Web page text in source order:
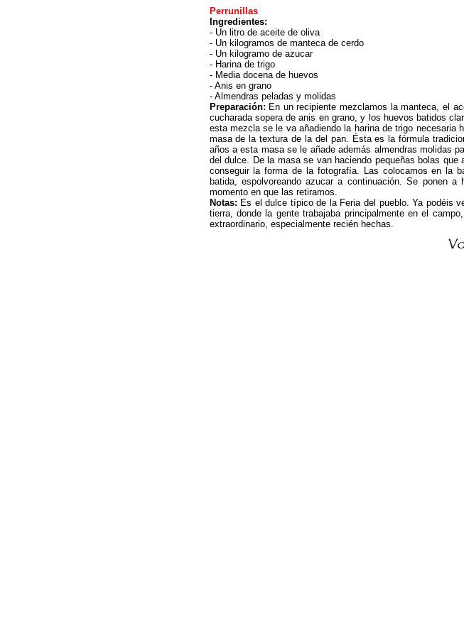
Perrunillas
Ingredientes:
- Un litro de aceite de oliva
- Un kilogramos de manteca de cerdo
- Un kilogramo de azucar
- Harina de trigo
- Media docena de huevos
- Anis en grano
- Almendras peladas y molidas
Preparación: En un recipiente mezclamos la manteca, el
cucharada sopera de anis en grano, y los huevos batidos
esta mezcla se le va añadiendo la harina de trigo necesaria
masa de la textura de la del pan. Ésta es la fórmula
años a esta masa se le añade además almendras molidas
del dulce. De la masa se van haciendo pequeñas bolas que
conseguir la forma de la fotografía. Las colocamos en la
batida, espolvoreando azucar a continuación. Se ponen
momento en que las retiramos.
Notas: Es el dulce típico de la Feria del pueblo. Ya podéis
tierra, donde la gente trabajaba principalmente en el
extraordinario, especialmente recién hechas.